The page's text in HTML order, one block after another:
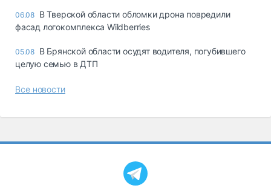
06.08 В Тверской области обломки дрона повредили
фасад логокомплекса Wildberries
05.08 В Брянской области осудят водителя, погубившего
целую семью в ДТП
Все новости